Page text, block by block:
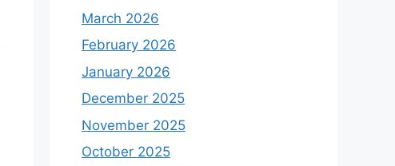
March 2026
February 2026
January 2026
December 2025
November 2025
October 2025